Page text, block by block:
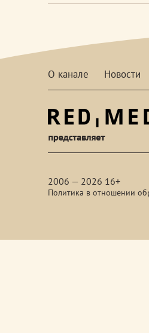
О канале Новости
2006 — 2026 16+
Политика в отношении